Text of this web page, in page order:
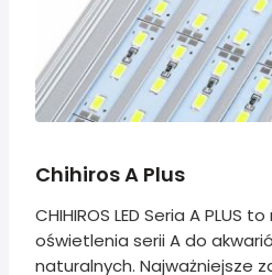
Chihiros A Plus
CHIHIROS LED Seria A PLUS
oświetlenia serii A do
naturalnych. Najważniejsze